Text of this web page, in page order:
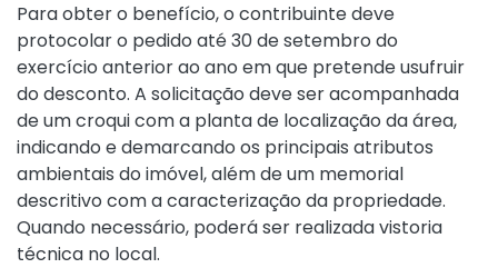
Para obter o benefício, o contribuinte deve
protocolar o pedido até 30 de setembro do
exercício anterior ao ano em que pretende usufruir
do desconto. A solicitação deve ser acompanhada
de um croqui com a planta de localização da área,
indicando e demarcando os principais atributos
ambientais do imóvel, além de um memorial
descritivo com a caracterização da propriedade.
Quando necessário, poderá ser realizada vistoria
técnica no local.